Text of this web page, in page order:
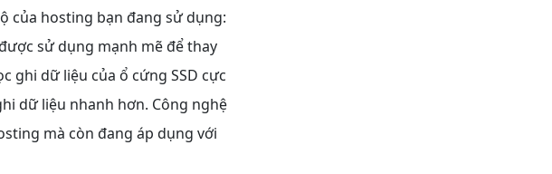
của hosting bạn đang sử dụng:
sử dụng mạnh mẽ để thay
ghi dữ liệu của ổ cứng SSD cực
dữ liệu nhanh hơn. Công nghệ
mà còn đang áp dụng với